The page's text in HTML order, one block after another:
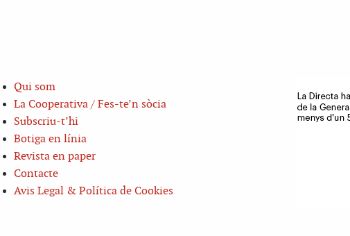
Qui som
La Cooperativa / Fes-te’n sòcia
Subscriu-t’hi
Botiga en línia
Revista en paper
Contacte
Avis Legal & Política de Cookies